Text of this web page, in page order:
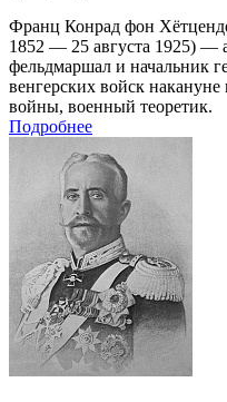
Франц Конрад фон
1852 — 25 августа 1925) —
фельдмаршал и начальник
венгерских войск
войны, военный теоретик.
Подробнее